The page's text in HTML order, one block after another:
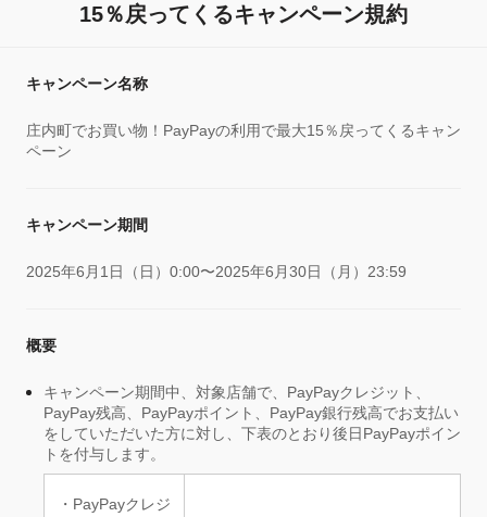
15％戻ってくるキャンペーン規約
キャンペーン名称
庄内町でお買い物！PayPayの利用で最大15％戻ってくるキャン
ペーン
キャンペーン期間
2025年6月1日（日）0:00〜2025年6月30日（月）23:59
概要
キャンペーン期間中、対象店舗で、PayPayクレジット、
PayPay残高、PayPayポイント、PayPay銀行残高でお支払い
をしていただいた方に対し、下表のとおり後日PayPayポイン
トを付与します。
・PayPayクレジ